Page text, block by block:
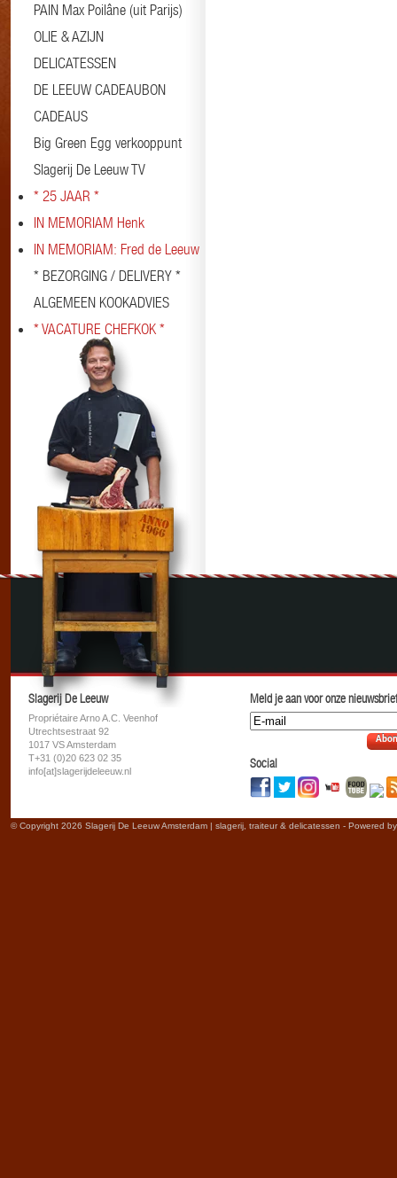
PAIN Max Poilâne (uit Parijs)
OLIE & AZIJN
DELICATESSEN
DE LEEUW CADEAUBON
CADEAUS
Big Green Egg verkooppunt
Slagerij De Leeuw TV
* 25 JAAR *
IN MEMORIAM Henk
IN MEMORIAM: Fred de Leeuw
* BEZORGING / DELIVERY *
ALGEMEEN KOOKADVIES
* VACATURE CHEFKOK *
Slagerij De Leeuw
Propriétaire Arno A.C. Veenhof
Utrechtsestraat 92
1017 VS Amsterdam
T+31 (0)20 623 02 35
info[at]slagerijdeleeuw.nl
Meld je aan voor onze
Social
© Copyright 2026 Slagerij De Leeuw Amsterdam | slagerij, traiteur & delicatessen - Powered